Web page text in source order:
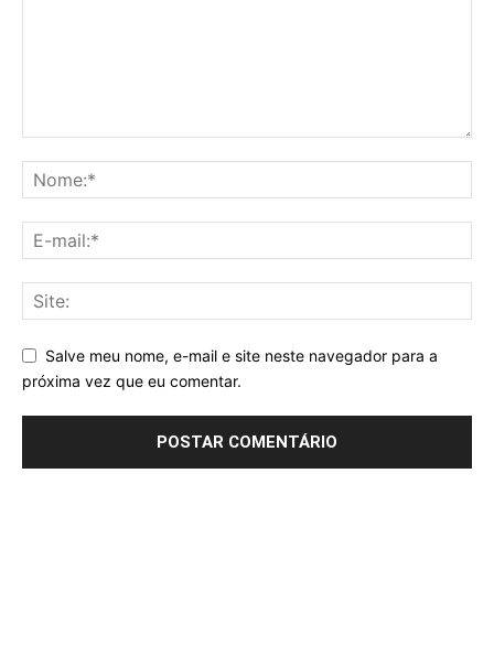
Salve meu nome, e-mail e site neste navegador para a
próxima vez que eu comentar.